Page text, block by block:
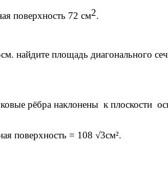
поверхность 72 см2.
найдите площадь диагонального
рёбра наклонены к плоскости
поверхность = 108 √3см².